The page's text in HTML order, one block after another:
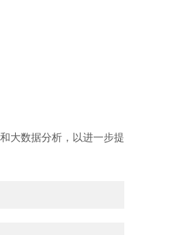
大数据分析，以进一步提